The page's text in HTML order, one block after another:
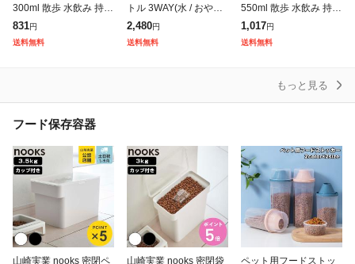
300ml 散歩 水飲み 持ち
運び 携帯 給水器 犬グ
ッズ ペット用品 お出か
け 水やり 旅行 外出
831円
送料無料
トル 3WAY(水 / おやつ
入れ / マナー袋入れ)持
ち運びに便利 犬 猫 散
歩 旅行 お出かけ 車
2,480円
送料無料
550ml 散歩 水飲み 持ち
運び 携帯 給水器 犬グ
ッズ ペット用品 お出か
け 水やり 旅行 外出
1,017円
送料無料
もっと見る
フード保存容器
山崎実業 nooks 密閉ペ
山崎実業 nooks 密閉袋
ペット用フードストッ